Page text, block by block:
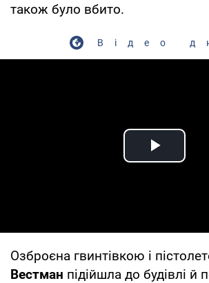
також було вбито.
Відео
Play
Озброєна гвинтівкою і
Вестман підійшла до будівлі й